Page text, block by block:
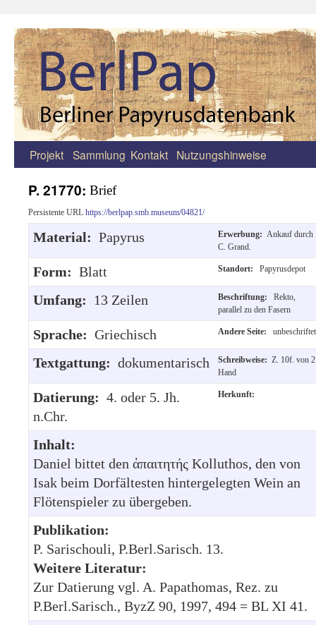
Zum
springen
Projekt Sammlung Kontakt Nutzungshinweise
P. 21770: Brief
Persistente URL https://berlpap.smb.museum/04821/
Material: Papyrus Erwerbung: Ankauf durch
C. Grand.
Form: Blatt Standort: Papyrusdepot
Umfang: 13 Zeilen Beschriftung:
Rekto,
parallel zu den Fasern
Sprache: Griechisch Andere Seite: unbeschriftet
Textgattung: dokumentarisch Schreibweise: Z. 10f. von
Hand
Datierung: 4. oder 5. Jh.
n.Chr.
Herkunft:
Inhalt:
Daniel bittet den ἀπαιτητής Kolluthos, den von
Isak beim Dorfältesten hintergelegten Wein an
Flötenspieler zu übergeben.
Publikation:
P. Sarischouli, P.Berl.Sarisch. 13.
Weitere Literatur:
Zur Datierung vgl. A. Papathomas, Rez. zu
P.Berl.Sarisch., ByzZ 90, 1997, 494 = BL XI 41.